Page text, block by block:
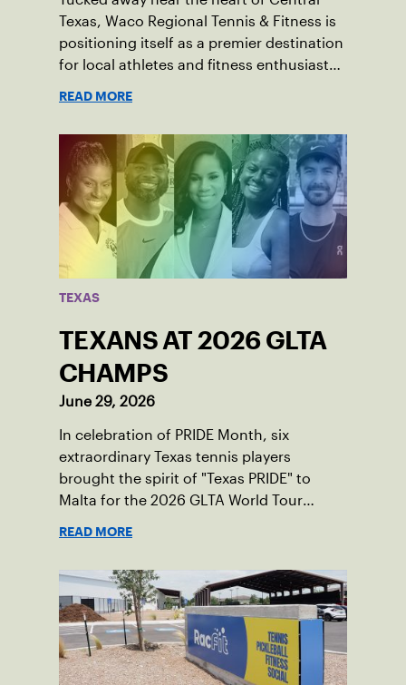
Texas, Waco Regional Tennis & Fitness is
positioning itself as a premier destination
for local athletes and fitness enthusiasts
READ MORE
TEXAS
TEXANS AT 2026 GLTA
CHAMPS
June 29, 2026
In celebration of PRIDE Month, six
extraordinary Texas tennis players
brought the spirit of "Texas PRIDE" to
Malta for the 2026 GLTA World Tour
READ MORE